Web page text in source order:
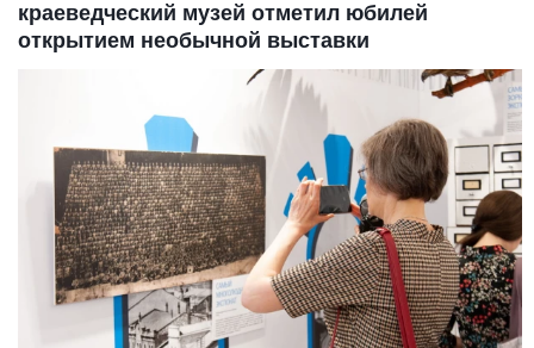
краеведческий музей отметил юбилей
открытием необычной выставки